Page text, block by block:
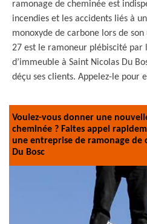
ramonage de cheminée est
incendies et les accidents liés à
monoxyde de carbone lors de
27 est le ramoneur plébiscité par
d’immeuble à Saint Nicolas Du
déçu ses clients. Appelez-le pour
Voulez-vous donner une
cheminée ? Faites appel
une entreprise de ramonage de
Du Bosc